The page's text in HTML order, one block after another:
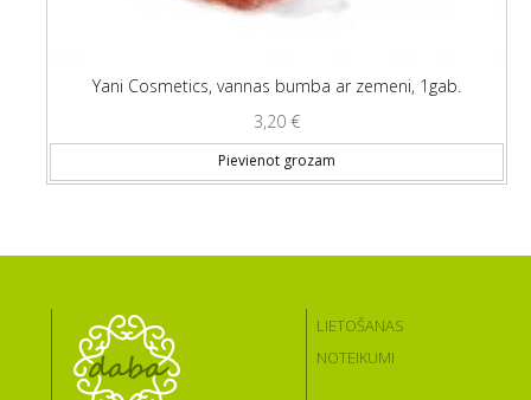
Yani Cosmetics, vannas bumba ar zemeni, 1gab.
3,20 €
Pievienot grozam
LIETOŠANAS
NOTEIKUMI